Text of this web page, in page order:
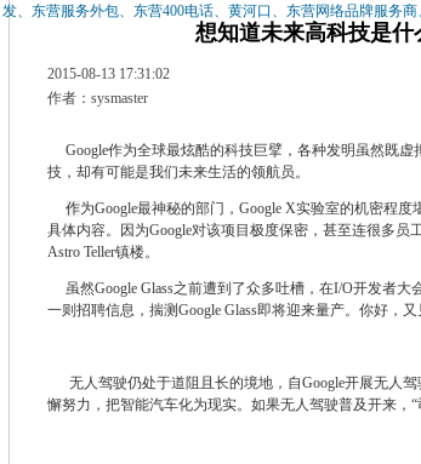
发、东营服务外包、东营400电话、黄河口、东营网络品牌服务
想知道未来高科技是什
2015-08-13 17:31:02
作者：sysmaster
Google作为全球最炫酷的科技巨擘，各种发明虽然既
技，却有可能是我们未来生活的领航员。
作为Google最神秘的部门，Google X实验室的机密程
具体内容。因为Google对该项目极度保密，甚至连很多
Astro Teller镇楼。
虽然Google Glass之前遭到了众多吐槽，在I/O开发者大
一则招聘信息，揣测Google Glass即将迎来量产。你好，
无人驾驶仍处于道阻且长的境地，自Google开展无人
懈努力，把智能汽车化为现实。如果无人驾驶普及开来，“